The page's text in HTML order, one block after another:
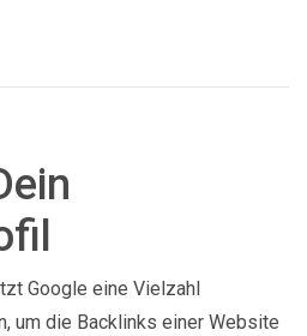
Google eine Vielzahl
um die Backlinks einer Website